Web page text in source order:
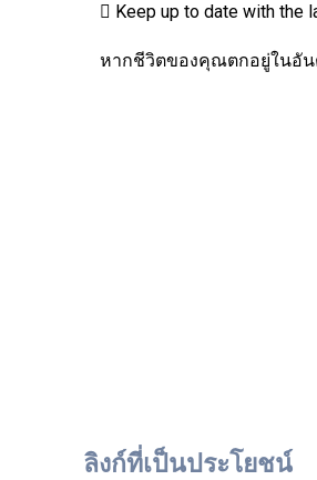
 Keep up to date with the
หากชีวิตของคุณตกอยู่ในอัน
ลิงก์ที่เป็นประโยชน์